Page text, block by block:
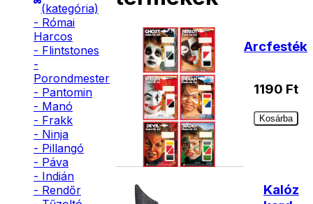
(kategória)
- Római
Harcos
- Flintstones
-
Porondmester
- Pantomin
- Manó
- Frakk
- Ninja
- Pillangó
- Páva
- Indián
- Rendőr
Arcfesték
1190 Ft
Kosárba
Kalóz